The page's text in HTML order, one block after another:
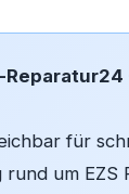
für
um EZS